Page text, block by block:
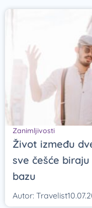
Zanimljivosti
Život između
sve češće
bazu
Autor: Travelist